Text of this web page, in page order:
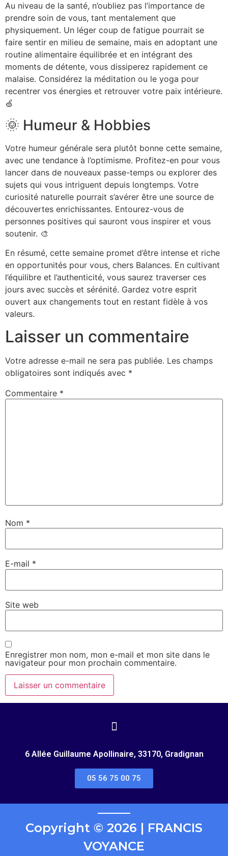
Au niveau de la santé, n’oubliez pas l’importance de
prendre soin de vous, tant mentalement que
physiquement. Un léger coup de fatigue pourrait se
faire sentir en milieu de semaine, mais en adoptant une
routine alimentaire équilibrée et en intégrant des
moments de détente, vous dissiperez rapidement ce
malaise. Considérez la méditation ou le yoga pour
recentrer vos énergies et retrouver votre paix intérieure.
🍏
🌞 Humeur & Hobbies
Votre humeur générale sera plutôt bonne cette semaine,
avec une tendance à l’optimisme. Profitez-en pour vous
lancer dans de nouveaux passe-temps ou explorer des
sujets qui vous intriguent depuis longtemps. Votre
curiosité naturelle pourrait s’avérer être une source de
découvertes enrichissantes. Entourez-vous de
personnes positives qui sauront vous inspirer et vous
soutenir. 🎨
En résumé, cette semaine promet d’être intense et riche
en opportunités pour vous, chers Balances. En cultivant
l’équilibre et l’authenticité, vous saurez traverser ces
jours avec succès et sérénité. Gardez votre esprit
ouvert aux changements tout en restant fidèle à vos
valeurs.
Laisser un commentaire
Votre adresse e-mail ne sera pas publiée. Les champs
obligatoires sont indiqués avec *
Commentaire *
Nom *
E-mail *
Site web
Enregistrer mon nom, mon e-mail et mon site dans le
navigateur pour mon prochain commentaire.
6 Allée Guillaume Apollinaire, 33170, Gradignan
05 56 75 00 75
Copyright © 2026 | FRANCIS
VOYANCE